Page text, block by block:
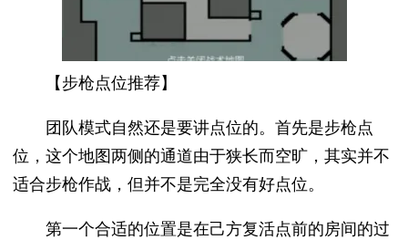
【步枪点位推荐】
团队模式自然还是要讲点位的。首先是步枪点
位，这个地图两侧的通道由于狭长而空旷，其实并不
适合步枪作战，但并不是完全没有好点位。
第一个合适的位置是在己方复活点前的房间的过